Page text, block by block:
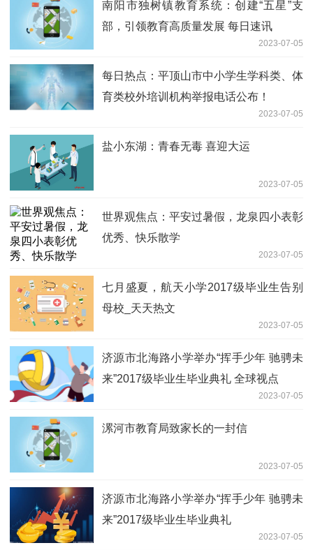
南阳市独树镇教育系统：创建“五星”支
部，引领教育高质量发展 每日速讯
2023-07-05
每日热点：平顶山市中小学生学科类、体
育类校外培训机构举报电话公布！
2023-07-05
盐小东湖：青春无毒 喜迎大运
2023-07-05
世界观焦点：平安过暑假，龙泉四小表彰
优秀、快乐散学
2023-07-05
七月盛夏，航天小学2017级毕业生告别
母校_天天热文
2023-07-05
济源市北海路小学举办“挥手少年 驰骋未
来”2017级毕业生毕业典礼 全球视点
2023-07-05
漯河市教育局致家长的一封信
2023-07-05
济源市北海路小学举办“挥手少年 驰骋未
来”2017级毕业生毕业典礼
2023-07-05